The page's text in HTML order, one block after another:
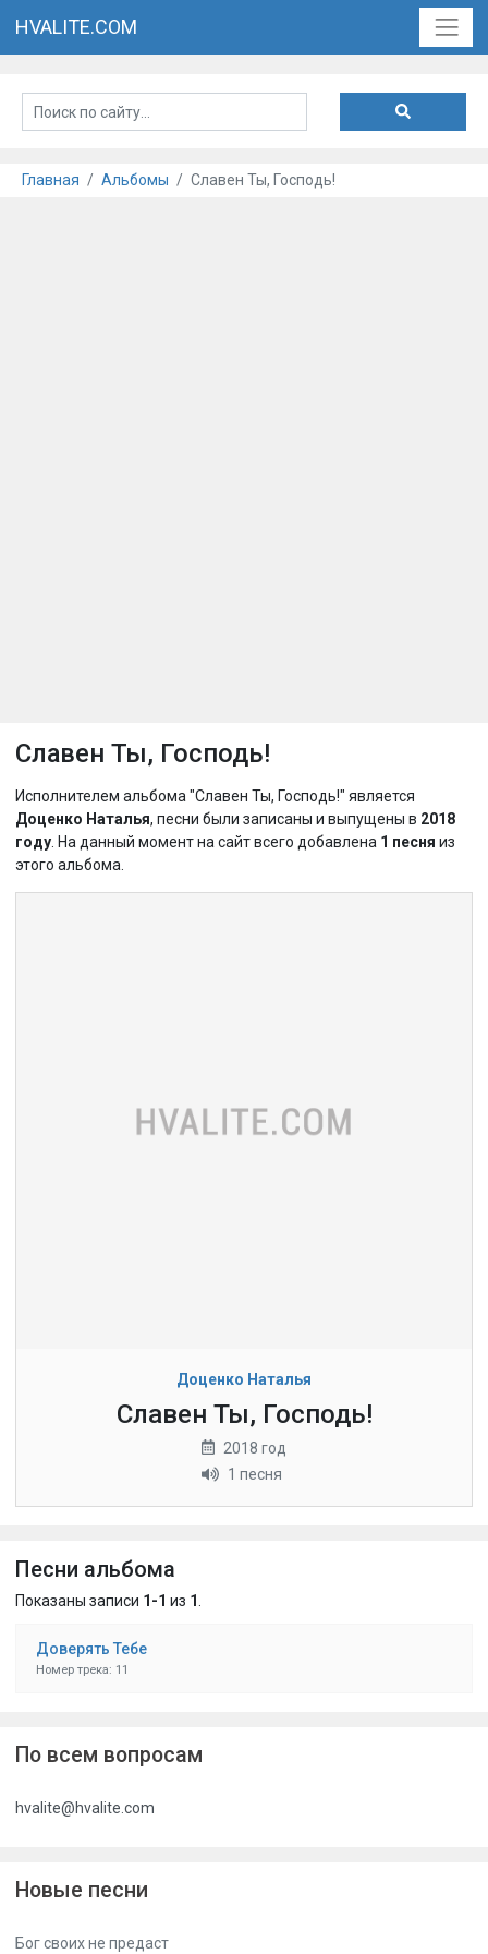
HVALITE.COM
Главная Альбомы Славен Ты, Господь!
Славен Ты, Господь!
Исполнителем альбома "Славен Ты, Господь!" является
Доценко Наталья, песни были записаны и выпущены в 2018
году . На данный момент на сайт всего добавлена 1 песня из
этого альбома.
Доценко Наталья
Славен Ты, Господь!
2018 год
1 песня
Песни альбома
Показаны записи 1-1 из 1
Доверять Тебе
Номер трека: 11
По всем вопросам
hvalite@hvalite.com
Новые песни
Бог своих не предаст